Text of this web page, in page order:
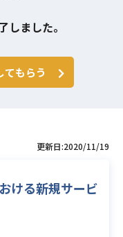
しました。
てもらう
更新日:2020/11/19
ける新規サービ